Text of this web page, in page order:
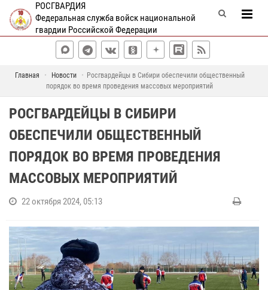
РОСГВАРДИЯ
Федеральная служба войск национальной
гвардии Российской Федерации
Главная Новости
Росгвардейцы в Сибири обеспечили общественный
порядок во время проведения массовых мероприятий
РОСГВАРДЕЙЦЫ В СИБИРИ
ОБЕСПЕЧИЛИ ОБЩЕСТВЕННЫЙ
ПОРЯДОК ВО ВРЕМЯ ПРОВЕДЕНИЯ
МАССОВЫХ МЕРОПРИЯТИЙ
22 октября 2024, 05:13